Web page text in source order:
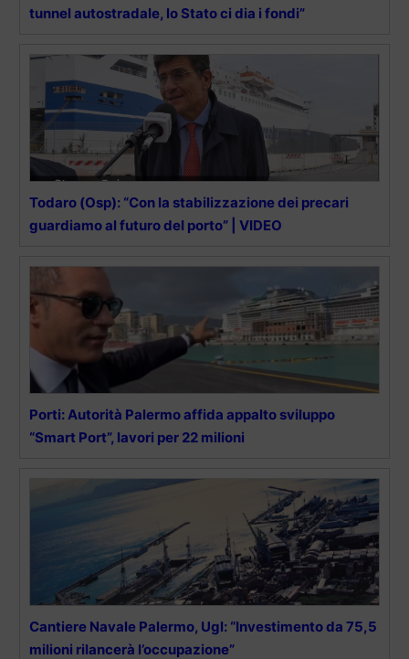
tunnel autostradale, lo Stato ci dia i fondi”
Todaro (Osp): “Con la stabilizzazione dei precari
guardiamo al futuro del porto” | VIDEO
Porti: Autorità Palermo affida appalto sviluppo
“Smart Port”, lavori per 22 milioni
Cantiere Navale Palermo, Ugl: “Investimento da 75,5
milioni rilancerà l’occupazione”